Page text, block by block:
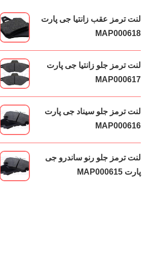
لنت ترمز عقب زانتیا جی پارت
MAP000618
لنت ترمز جلو زانتیا جی پارت
MAP000617
لنت ترمز جلو سیناد جی پارت
MAP000616
لنت ترمز جلو رنو ساندرو جی
پارت MAP000615